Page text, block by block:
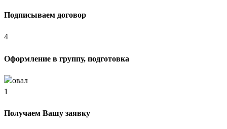
Подписываем договор
4
Оформление в группу, подготовка
1
Получаем Вашу заявку